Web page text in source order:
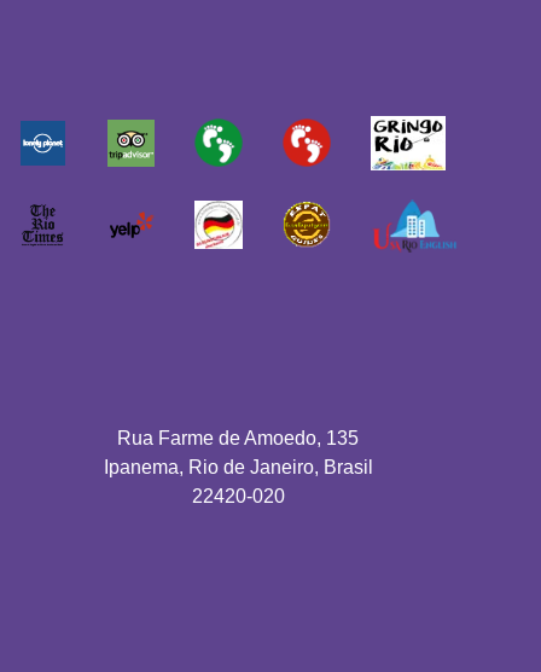
Rua Farme de Amoedo, 135
Ipanema, Rio de Janeiro, Brasil
22420-020